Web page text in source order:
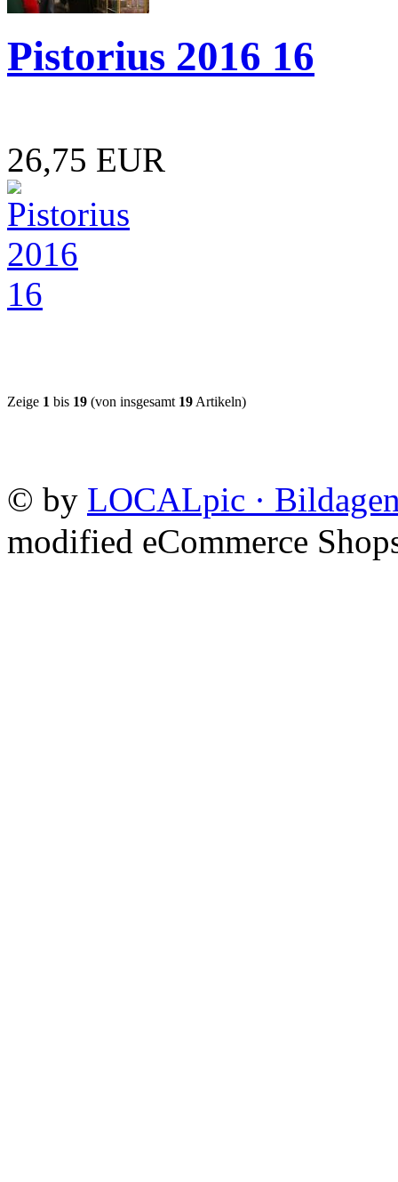
Pistorius 2016 16
26,75 EUR
Zeige 1 bis 19 (von insgesamt 19 Artikeln)
© by LOCALpic ·
modified eCommerce